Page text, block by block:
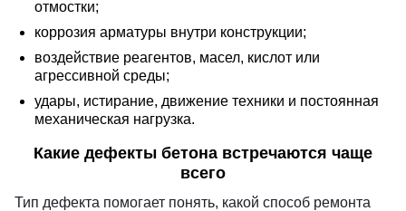
отмостки;
коррозия арматуры внутри конструкции;
воздействие реагентов, масел, кислот или
агрессивной среды;
удары, истирание, движение техники и постоянная
механическая нагрузка.
Какие дефекты бетона встречаются чаще
всего
Тип дефекта помогает понять, какой способ ремонта